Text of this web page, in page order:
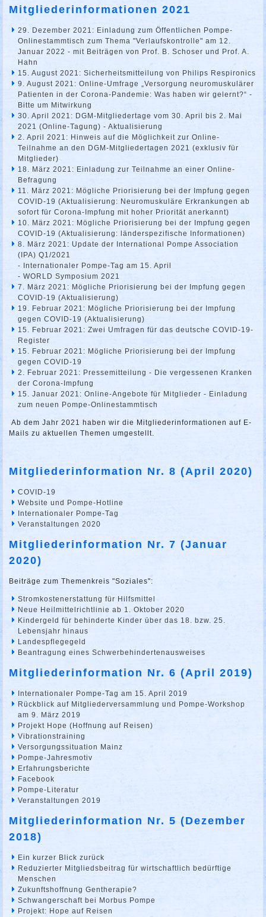
Mitgliederinformationen 2021
29. Dezember 2021: Einladung zum Öffentlichen Pompe-
Onlinestammtisch zum Thema "Verlaufskontrolle" am 12.
Januar 2022 - mit Beiträgen von Prof. B. Schoser und Prof. A.
Hahn
15. August 2021: Sicherheitsmitteilung von Philips Respironics
9. August 2021: Online-Umfrage „Versorgung neuromuskulärer
Patienten in der Corona-Pandemie: Was haben wir gelernt?“ -
Bitte um Mitwirkung
30. April 2021: DGM-Mitgliedertage vom 30. April bis 2. Mai
2021 (Online-Tagung) - Aktualisierung
2. April 2021: Hinweis auf die Möglichkeit zur Online-
Teilnahme an den DGM-Mitgliedertagen 2021 (exklusiv für
Mitglieder)
18. März 2021: Einladung zur Teilnahme an einer Online-
Befragung
11. März 2021: Mögliche Priorisierung bei der Impfung gegen
COVID-19 (Aktualisierung: Neuromuskuläre Erkrankungen ab
sofort für Corona-Impfung mit hoher Priorität anerkannt)
10. März 2021: Mögliche Priorisierung bei der Impfung gegen
COVID-19 (Aktualisierung: länderspezifische Informationen)
8. März 2021: Update der International Pompe Association
(IPA) Q1/2021
- Internationaler Pompe-Tag am 15. April
- WORLD Symposium 2021
7. März 2021: Mögliche Priorisierung bei der Impfung gegen
COVID-19 (Aktualisierung)
19. Februar 2021: Mögliche Priorisierung bei der Impfung
gegen COVID-19 (Aktualisierung)
15. Februar 2021: Zwei Umfragen für das deutsche COVID-19-
Register
15. Februar 2021: Mögliche Priorisierung bei der Impfung
gegen COVID-19
2. Februar 2021: Pressemitteilung - Die vergessenen Kranken
der Corona-Impfung
15. Januar 2021: Online-Angebote für Mitglieder - Einladung
zum neuen Pompe-Onlinestammtisch
Ab dem Jahr 2021 haben wir die Mitgliederinformationen auf E-
Mails zu aktuellen Themen umgestellt.
Mitgliederinformation Nr. 8 (April 2020)
COVID-19
Website und Pompe-Hotline
Internationaler Pompe-Tag
Veranstaltungen 2020
Mitgliederinformation Nr. 7 (Januar
2020)
Beiträge zum Themenkreis "Soziales":
Stromkostenerstattung für Hilfsmittel
Neue Heilmittelrichtlinie ab 1. Oktober 2020
Kindergeld für behinderte Kinder über das 18. bzw. 25.
Lebensjahr hinaus
Landespflegegeld
Beantragung eines Schwerbehindertenausweises
Mitgliederinformation Nr. 6 (April 2019)
Internationaler Pompe-Tag am 15. April 2019
Rückblick auf Mitgliederversammlung und Pompe-Workshop
am 9. März 2019
Projekt Hope (Hoffnung auf Reisen)
Vibrationstraining
Versorgungssituation Mainz
Pompe-Jahresmotiv
Erfahrungsberichte
Facebook
Pompe-Literatur
Veranstaltungen 2019
Mitgliederinformation Nr. 5 (Dezember
2018)
Ein kurzer Blick zurück
Reduzierter Mitgliedsbeitrag für wirtschaftlich bedürftige
Menschen
Zukunftshoffnung Gentherapie?
Schwangerschaft bei Morbus Pompe
Projekt: Hope auf Reisen